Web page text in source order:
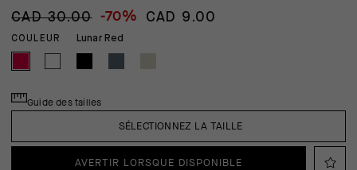
CAD 30.00 -70% CAD 9.00
COULEUR Lunar Red
SÉLECTIONNEZ LA TAILLE
Guide des tailles
AVERTIR LORSQUE DISPONIBLE